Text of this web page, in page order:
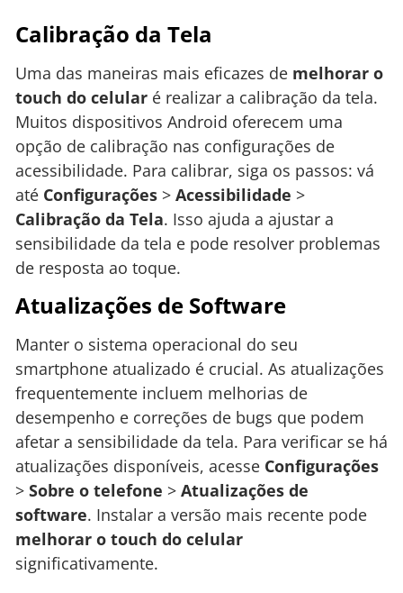
Calibração da Tela
Uma das maneiras mais eficazes de melhorar o
touch do celular é realizar a calibração da tela.
Muitos dispositivos Android oferecem uma
opção de calibração nas configurações de
acessibilidade. Para calibrar, siga os passos: vá
até Configurações > Acessibilidade >
Calibração da Tela. Isso ajuda a ajustar a
sensibilidade da tela e pode resolver problemas
de resposta ao toque.
Atualizações de Software
Manter o sistema operacional do seu
smartphone atualizado é crucial. As atualizações
frequentemente incluem melhorias de
desempenho e correções de bugs que podem
afetar a sensibilidade da tela. Para verificar se há
atualizações disponíveis, acesse Configurações
> Sobre o telefone > Atualizações de
software. Instalar a versão mais recente pode
melhorar o touch do celular
significativamente.